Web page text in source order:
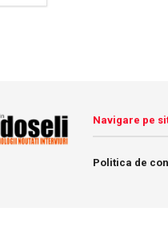
Navigare pe
Politica de